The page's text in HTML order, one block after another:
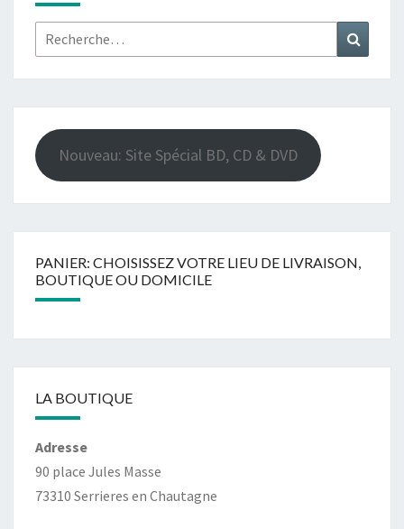
Rechercher :
Nouveau: Site Spécial BD, CD & DVD
PANIER: CHOISISSEZ VOTRE LIEU DE LIVRAISON,
BOUTIQUE OU DOMICILE
LA BOUTIQUE
Adresse
90 place Jules Masse
73310 Serrieres en Chautagne